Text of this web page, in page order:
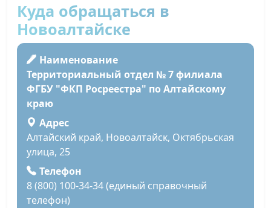
Куда обращаться в
Новоалтайске
Наименование
Территориальный отдел № 7 филиала
ФГБУ "ФКП Росреестра" по Алтайскому
краю
Адрес
Алтайский край, Новоалтайск, Октябрьская
улица, 25
Телефон
8 (800) 100-34-34 (единый справочный
телефон)